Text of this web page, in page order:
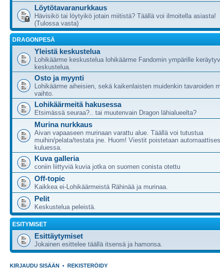
Löytötavaranurkkaus
Hävisikö tai löytyikö jotain miitistä? Täällä voi ilmoitella asiasta!
(Tulossa vasta)
DRAGONPESÄ
Yleistä keskustelua
Lohikäärme keskustelua lohikäärme Fandomin ympärille
keskustelua.
Osto ja myynti
Lohikäärme aiheisien, sekä kaikenlaisten muidenkin tavaroiden
vaihto.
Lohikäärmeitä hakusessa
Etsimässä seuraa?.. tai muutenvain Dragon lähialueelta?
Murina nurkkaus
Aivan vapaaseen murinaan varattu alue. Täällä voi tutustua
muihin/pelata/testata jne. Huom! Viestit poistetaan
kuluessa.
Kuva galleria
coniin liittyviä kuvia jotka on suomen conista otettu
Off-topic
Kaikkea ei-Lohikäärmeistä Rähinää ja murinaa.
Pelit
Keskustelua peleistä.
ESITYMISET
Esittäytymiset
Jokainen esittelee täällä itsensä ja hamonsa.
KIRJAUDU SISÄÄN • REKISTERÖIDY